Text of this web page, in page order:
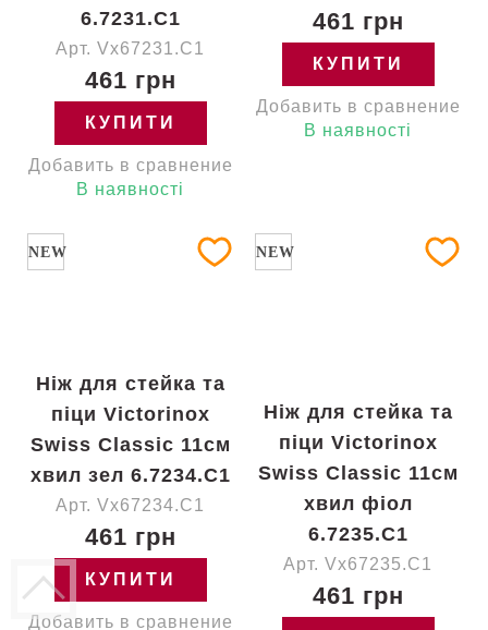
6.7231.C1
Арт. Vx67231.C1
461 грн
КУПИТИ
Добавить в сравнение
В наявності
461 грн
КУПИТИ
Добавить в сравнение
В наявності
NEW
Ніж для стейка та
піци Victorinox
Swiss Classic 11см
хвил зел 6.7234.C1
Арт. Vx67234.C1
461 грн
КУПИТИ
Добавить в сравнение
NEW
Ніж для стейка та
піци Victorinox
Swiss Classic 11см
хвил фіол
6.7235.C1
Арт. Vx67235.C1
461 грн